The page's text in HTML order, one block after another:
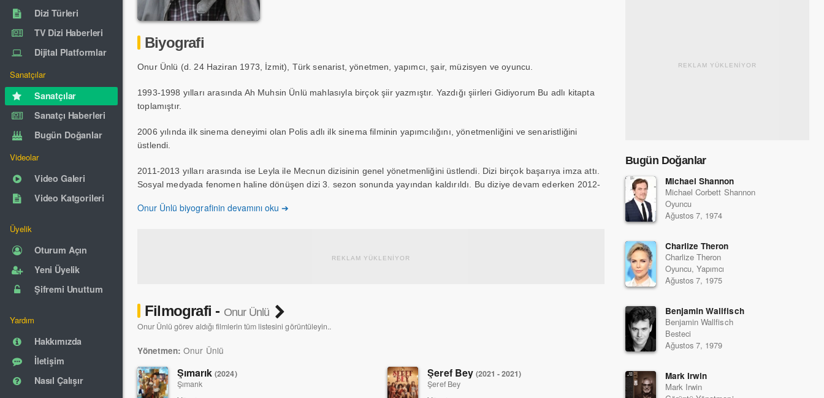
Dizi Türleri
TV Dizi Haberleri
Dijital Platformlar
Sanatçılar
Sanatçılar
Sanatçı Haberleri
Bugün Doğanlar
Videolar
Video Galeri
Video Katgorileri
Üyelik
Oturum Açın
Yeni Üyelik
Şifremi Unuttum
Yardım
Hakkımızda
İletişim
Nasıl Çalışır
Biyografi
Onur Ünlü (d. 24 Haziran 1973, İzmit), Türk senarist, yönetmen, yapımcı, şair, müzisyen ve oyuncu.
1993-1998 yılları arasında Ah Muhsin Ünlü mahlasıyla birçok şiir yazmıştır. Yazdığı şiirleri Gidiyorum Bu adlı kitapta
toplamıştır.
2006 yılında ilk sinema deneyimi olan Polis adlı ilk sinema filminin yapımcılığını, yönetmenliğini ve senaristliğini
üstlendi.
2011-2013 yılları arasında ise Leyla ile Mecnun dizisinin genel yönetmenliğini üstlendi. Dizi birçok başarıya imza attı.
Sosyal medyada fenomen haline dönüşen dizi 3. sezon sonunda yayından kaldırıldı. Bu diziye devam ederken 2012-
üstlenmiş, aynı zamanda bu dizide Onur Ünlü rolü ile kendisini canlandırmıştır.
Onur Ünlü biyografinin devamını oku ➔
REKLAM YÜKLENİYOR
Filmografi - Onur Ünlü
Onur Ünlü görev aldığı filmlerin tüm listesini görüntüleyin..
Yönetmen: Onur Ünlü
Şımarık(2024)
Şımarık
Şeref Bey (2021 - 2021)
Şeref Bey
REKLAM YÜKLENİYOR
Bugün Doğanlar
Michael Shannon
Michael Corbett Shannon
Oyuncu
Ağustos 7, 1974
Charlize Theron
Charlize Theron
Oyuncu, Yapımcı
Ağustos 7, 1975
Benjamin Wallfisch
Benjamin Wallfisch
Besteci
Ağustos 7, 1979
Mark Irwin
Mark Irwin